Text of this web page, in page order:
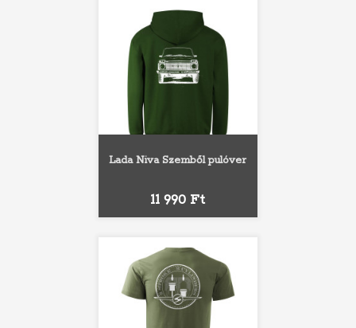
Lada Niva Szemből pulóver
Ár
11 990 Ft